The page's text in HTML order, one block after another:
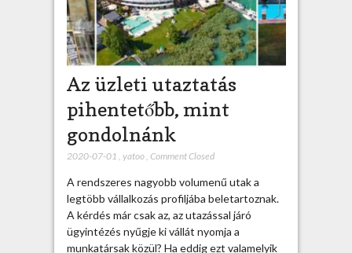
Az üzleti utaztatás
pihentetőbb, mint
gondolnánk
2020-07-01 yatoo, Comment Closed
A rendszeres nagyobb volumenű utak a
legtöbb vállalkozás profiljába beletartoznak.
A kérdés már csak az, az utazással járó
ügyintézés nyűgje ki vállát nyomja a
munkatársak közül? Ha eddig ezt valamelyik